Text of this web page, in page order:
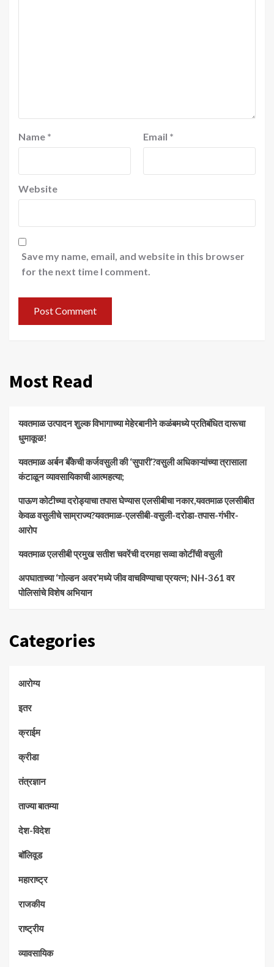
Name * Email *
Website
Save my name, email, and website in this browser
for the next time I comment.
Most Read
यवतमाळ उत्पादन शुल्क विभागाच्या मेहेरबानीने कळंबमध्ये प्रतिबंधित दारूचा
धुमाकूळ!
​यवतमाळ अर्बन बँकेची कर्जवसुली की ‘सुपारी’?वसुली अधिकाऱ्यांच्या त्रासाला
कंटाळून व्यावसायिकाची आत्महत्या;
पाऊण कोटीच्या दरोड्याचा तपास घेण्यास एलसीबीचा नकार,यवतमाळ एलसीबीत
केवळ वसुलीचे साम्राज्य?यवतमाळ-एलसीबी-वसुली-दरोडा-तपास-गंभीर-
आरोप
यवतमाळ एलसीबी प्रमुख सतीश चवरेंची दरमहा सव्वा कोटींची वसुली
अपघाताच्या ‘गोल्डन अवर’मध्ये जीव वाचविण्याचा प्रयत्न; NH-361 वर
पोलिसांचे विशेष अभियान
Categories
आरोग्य
इतर
क्राईम
क्रीडा
तंत्रज्ञान
ताज्या बातम्या
देश-विदेश
बॉलिवूड
महाराष्ट्र
राजकीय
राष्ट्रीय
व्यावसायिक